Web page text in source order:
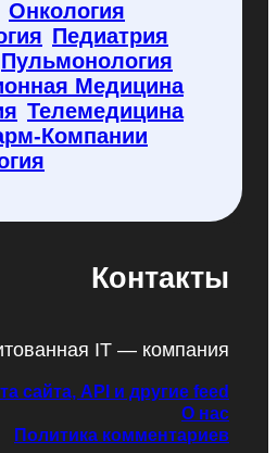
Онкология
Педиатрия
Пульмонология
Медицина
Телемедицина
Компании
Контакты
IT — компания
сайта, API и другие feed
О нас
Политика комментариев